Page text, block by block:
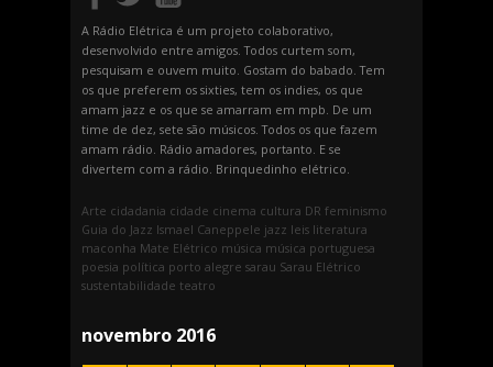
A Rádio Elétrica é um projeto colaborativo,
desenvolvido entre amigos. Todos curtem som,
pesquisam e ouvem muito. Gostam do babado. Tem
os que preferem os sixties, tem os indies, os que
amam jazz e os que se amarram em mpb. De um
time de dez, sete são músicos. Todos os que fazem
amam rádio. Rádio amadores, portanto. E se
divertem com a rádio. Brinquedinho elétrico.
Arte cidadania cidade cinema cultura DR feminismo
Guia do Jazz Ismael Caneppele jazz leis literatura
maconha Mate Elétrico música música portuguesa
poesia política porto alegre sarau Sarau Elétrico
sustentabilidade teatro
novembro 2016